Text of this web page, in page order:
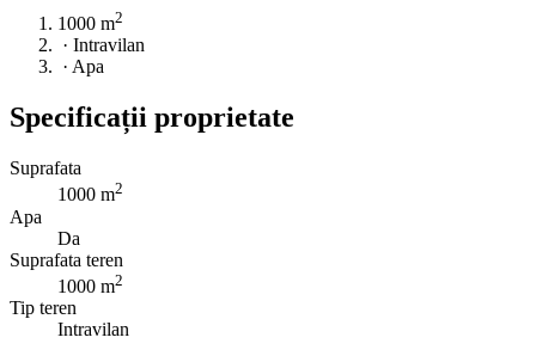
1000 m2
· Intravilan
· Apa
Specificații proprietate
Suprafata
1000 m2
Apa
Da
Suprafata teren
1000 m2
Tip teren
Intravilan